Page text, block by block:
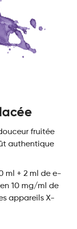
fruitée
authentique
ml + 2 ml de e-
10 mg/ml de
appareils X-